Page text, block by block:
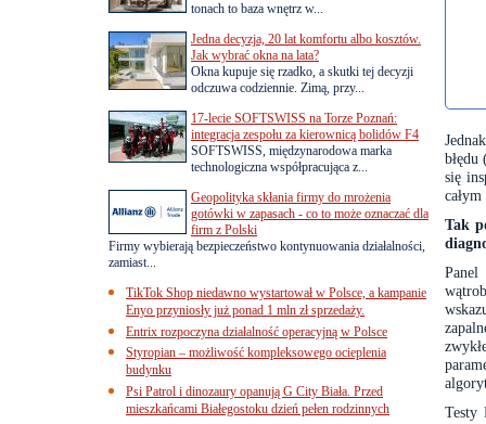
się
Tak
Panel
Testy
tonach to baza wnętrz w...
Jedna decyzja, 20 lat komfortu albo kosztów.
Jak wybrać okna na lata?
Okna kupuje się rzadko, a skutki tej decyzji
odczuwa codziennie. Zimą, przy...
17-lecie SOFTSWISS na Torze Poznań:
integracja zespołu za kierownicą bolidów F4
SOFTSWISS, międzynarodowa marka
technologiczna współpracująca z...
Geopolityka skłania firmy do mrożenia
gotówki w zapasach - co to może oznaczać dla
firm z Polski
Firmy wybierają bezpieczeństwo kontynuowania działalności,
zamiast...
TikTok Shop niedawno wystartował w Polsce, a kampanie
Enyo przyniosły już ponad 1 mln zł sprzedaży.
Entrix rozpoczyna działalność operacyjną w Polsce
Styropian – możliwość kompleksowego ocieplenia
budynku
Psi Patrol i dinozaury opanują G City Biała. Przed
mieszkańcami Białegostoku dzień pełen rodzinnych